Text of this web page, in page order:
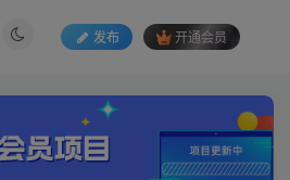
发布 开通会员